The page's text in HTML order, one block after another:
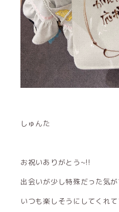
しゅんた
お祝いありがとう~!!
出会いが少し特殊だった気
いつも楽しそうにしてくれ